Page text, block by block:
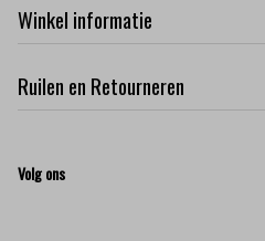
Winkel informatie
Ruilen en Retourneren
Volg ons